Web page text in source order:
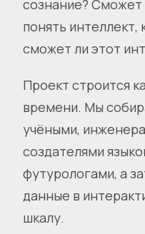
сознание?
понять
сможет ли этот
Проект строится
времени. Мы
учёными,
создателями
футурологами, а
данные в
шкалу.